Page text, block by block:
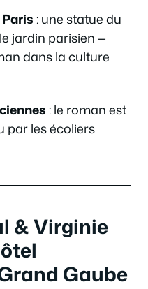
: une statue du
jardin parisien —
dans la culture
: le roman est
par les écoliers
& Virginie
Gaube